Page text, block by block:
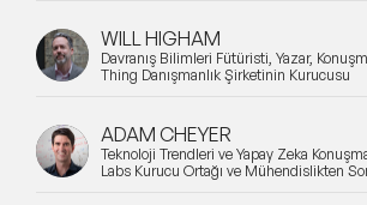
WILL HIGHAM
Davranış Bilimleri Fütüristi, Yazar,
Thing Danışmanlık Şirketinin Kurucusu
ADAM CHEYER
Teknoloji Trendleri ve Yapay Zeka
Labs Kurucu Ortağı ve Mühendislikten